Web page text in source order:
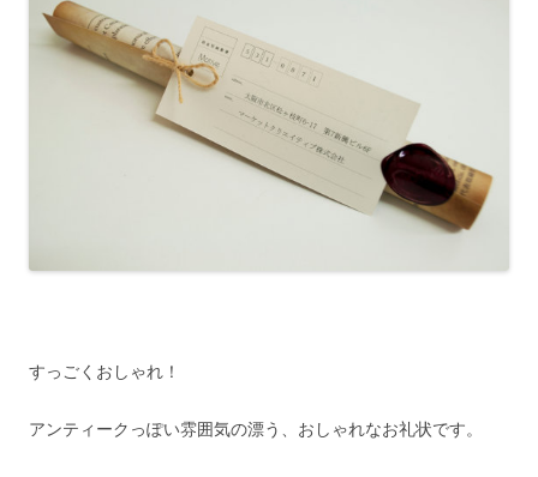
すっごくおしゃれ！
アンティークっぽい雰囲気の漂う、おしゃれなお礼状です。